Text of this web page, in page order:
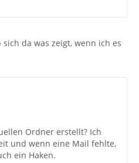
da was zeigt, wenn ich es
Ordner erstellt? Ich
und wenn eine Mail fehlte,
ein Haken.